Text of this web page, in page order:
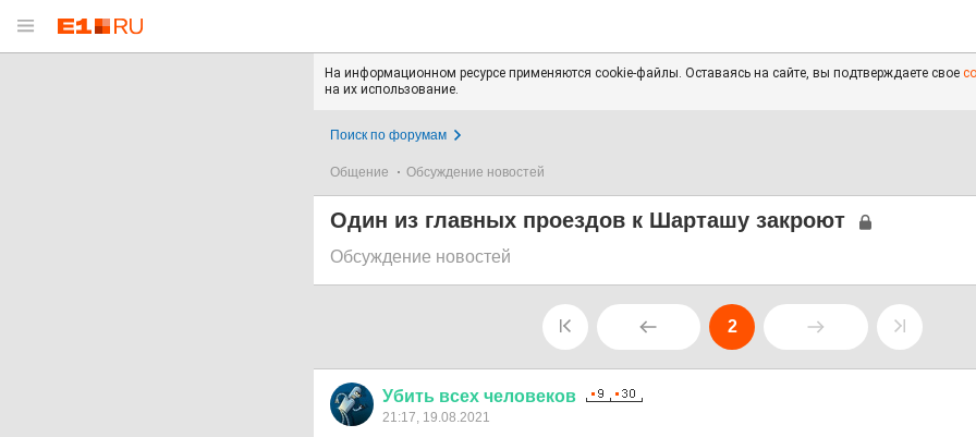
На информационном ресурсе применяются cookie-файлы. Оставаясь на сайте, вы подтверждаете свое
на их использование.
Поиск по форумам
Общение Обсуждение новостей
Один из главных проездов к Шарташу закроют
Обсуждение новостей
2
Убить всех человеков
21:17, 19.08.2021